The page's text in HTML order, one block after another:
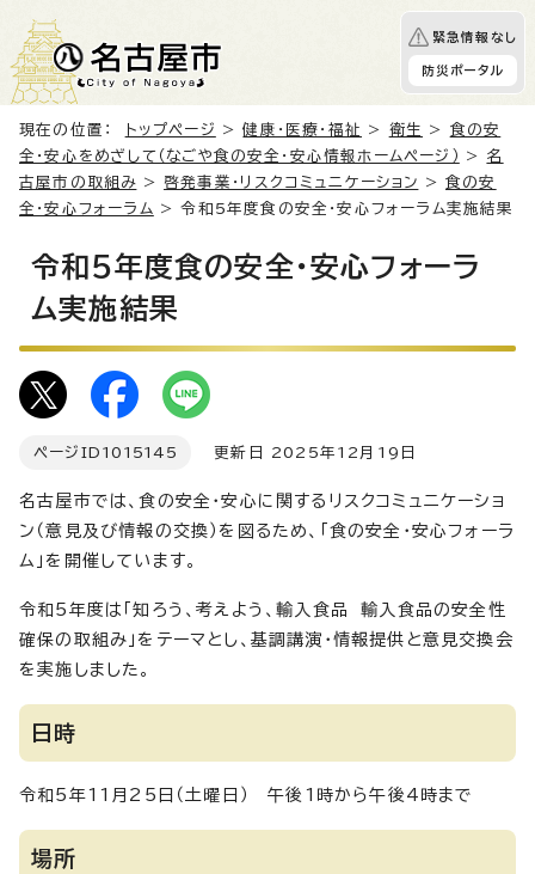
緊急情報なし
防災ポータル
現在の位置： トップページ >健康・医療・福祉 > 衛生 > 食の安
全・安心をめざして（なごや食の安全・安心情報ホームページ）
> 名
古屋市の取組み >啓発事業・リスクコミュニケーション >食の安
全・安心フォーラム > 令和5年度食の安全・安心フォーラム実施結果
令和5年度食の安全・安心フォーラ
ム実施結果
ページID 1015145 更新日 2025年12月19日
名古屋市では、食の安全・安心に関するリスクコミュニケーショ
ン（意見及び情報の交換）を図るため、「食の安全・安心フォーラ
ム」を開催しています。
令和5年度は「知ろう、考えよう、輸入食品 輸入食品の安全性
確保の取組み」をテーマとし、基調講演・情報提供と意見交換会
を実施しました。
日時
令和5年11月25日（土曜日） 午後1時から午後4時まで
場所